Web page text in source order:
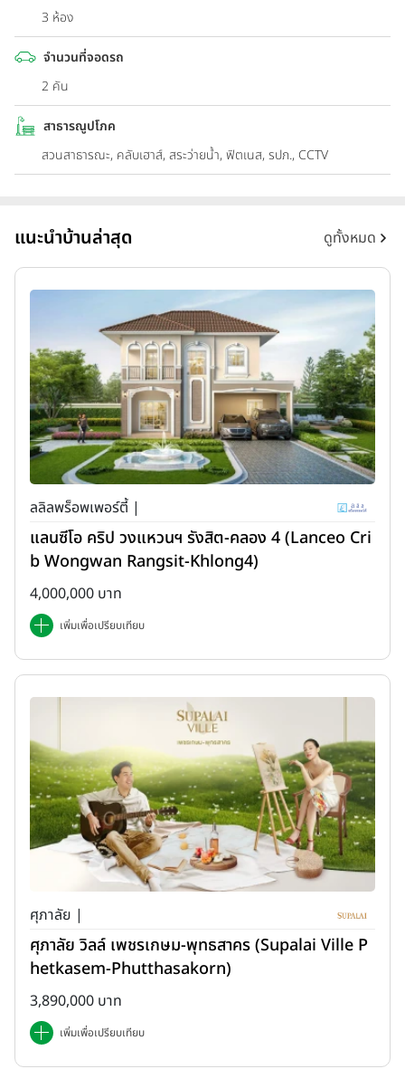
3 ห้อง
จำนวนที่จอดรถ
2 คัน
สาธารณูปโภค
สวนสาธารณะ, คลับเฮาส์, สระว่ายน้ำ, ฟิตเนส, รปภ., CCTV
แนะนำบ้านล่าสุด ดูทั้งหมด
ลลิลพร็อพเพอร์ตี้ |
แลนซีโอ คริป วงแหวนฯ รังสิต-คลอง 4 (Lanceo Cri
b Wongwan Rangsit-Khlong4)
4,000,000 บาท
เพิ่มเพื่อเปรียบเทียบ
ศุภาลัย |
ศุภาลัย วิลล์ เพชรเกษม-พุทธสาคร (Supalai Ville P
hetkasem-Phutthasakorn)
3,890,000 บาท
เพิ่มเพื่อเปรียบเทียบ